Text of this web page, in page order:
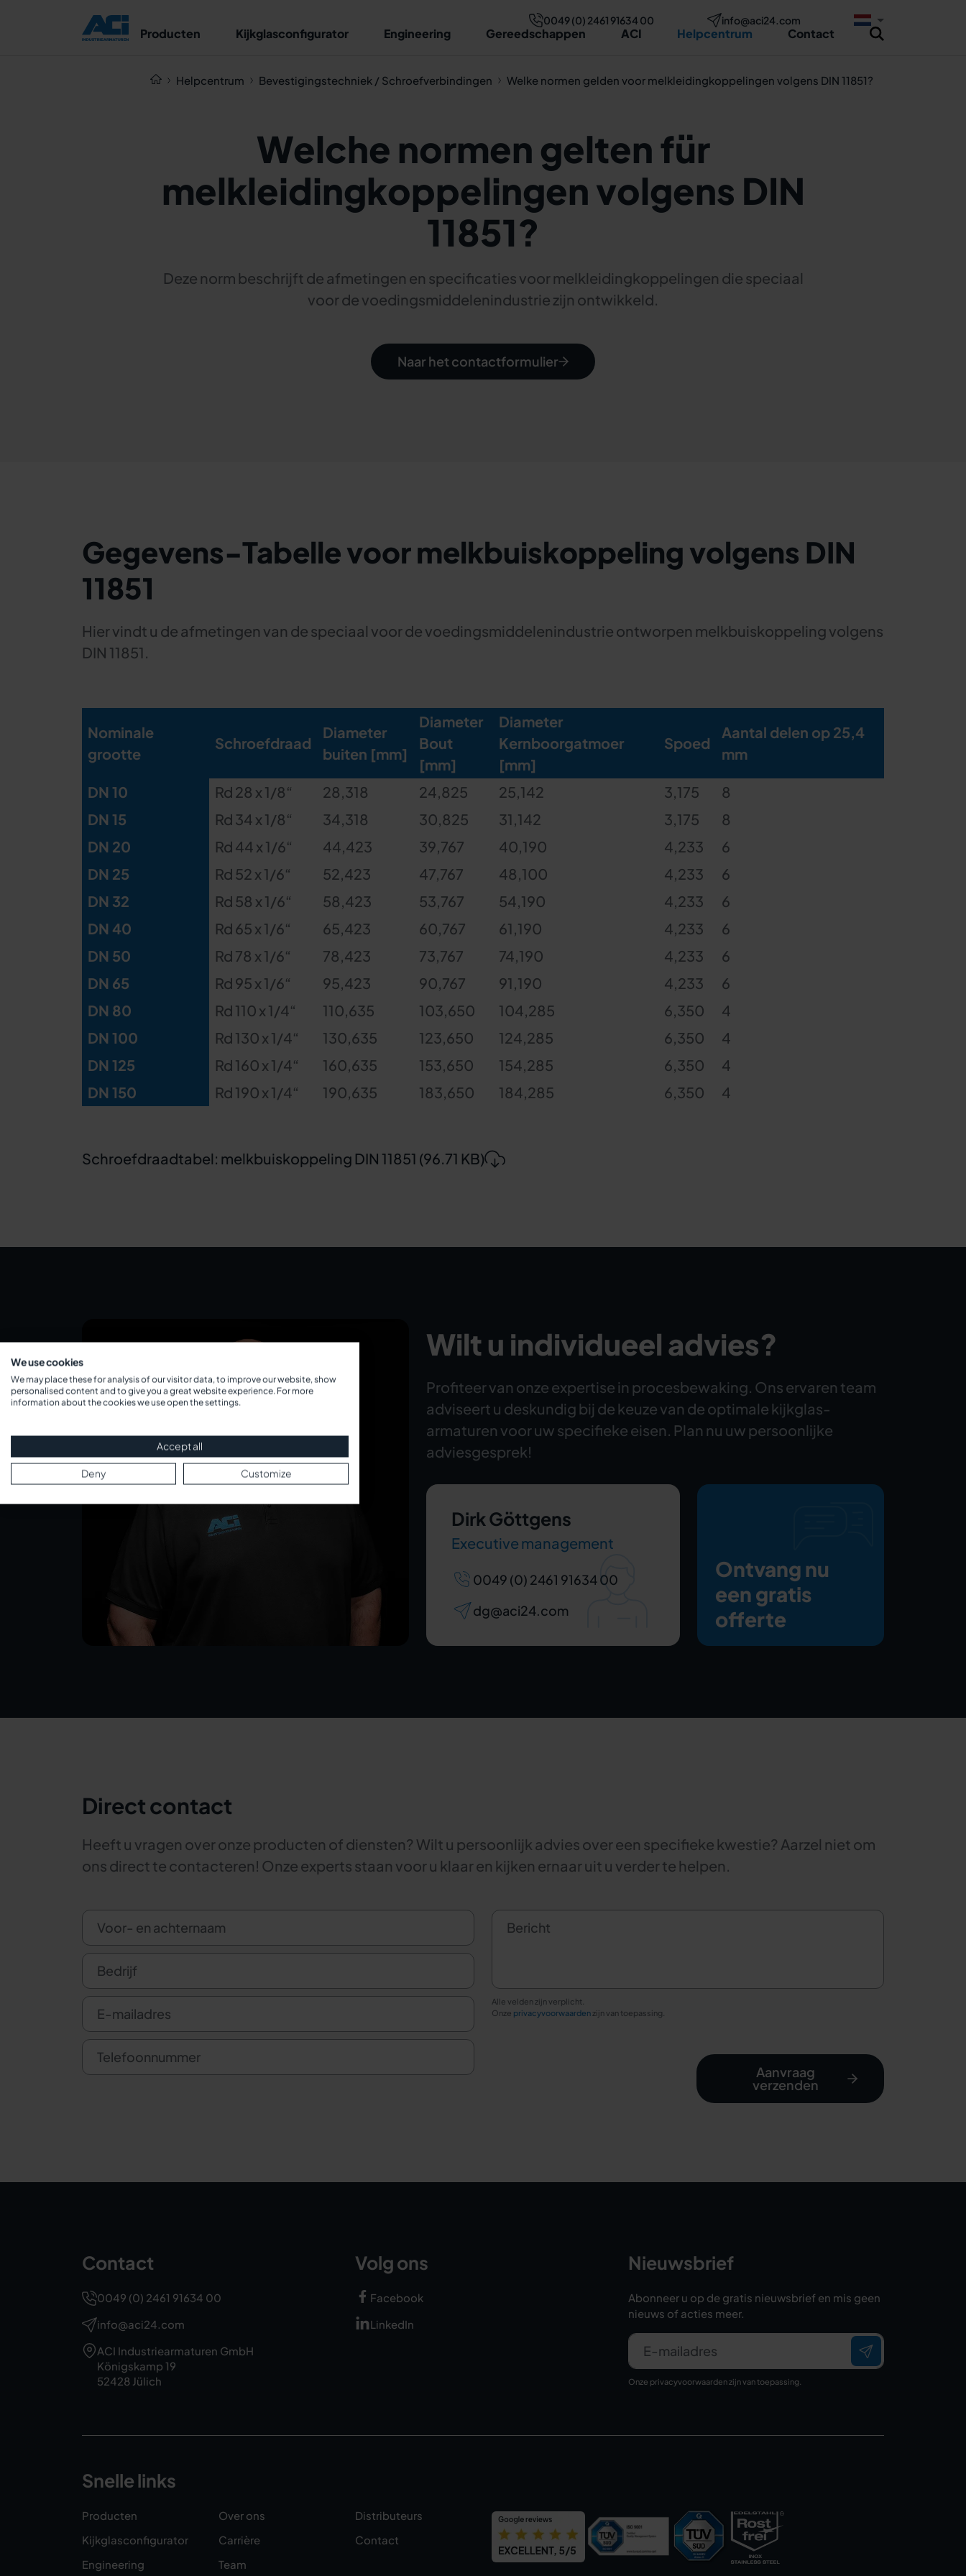
0049 (0) 2461 91634 00 info@aci24.com
Producten Kijkglasconfigurator Engineering Gereedschappen ACI Helpcentrum Contact
Helpcentrum Bevestigingstechniek / Schroefverbindingen Welke normen gelden voor melkleidingkoppelingen volgens DIN 11851?
Welche normen gelten für
melkleidingkoppelingen volgens DIN
11851?
Deze norm beschrijft de afmetingen en specificaties voor melkleidingkoppelingen die speciaal
voor de voedingsmiddelenindustrie zijn ontwikkeld.
Naar het contactformulier
Gegevens-Tabelle voor melkbuiskoppeling volgens DIN
11851
Hier vindt u de afmetingen van de speciaal voor de voedingsmiddelenindustrie ontworpen melkbuiskoppeling volgens
DIN 11851.
Nominale
grootte
Schroefdraad
Diameter
buiten [mm]
Diameter
Bout
[mm]
Diameter
Kernboorgatmoer
[mm]
Spoed
Aantal delen op 25,4
mm
DN 10 Rd 28 x 1/8“ 28,318 24,825 25,142 3,175
8
DN 15
Rd 34 x 1/8“ 34,318 30,825 31,142 3,175
8
DN 20
Rd 44 x 1/6“ 44,423 39,767 40,190 4,233
6
DN 25
Rd 52 x 1/6“ 52,423 47,767 48,100 4,233
6
DN 32
Rd 58 x 1/6“ 58,423 53,767 54,190 4,233
6
DN 40
Rd 65 x 1/6“ 65,423 60,767 61,190 4,233
6
DN 50
Rd 78 x 1/6“ 78,423 73,767 74,190 4,233
6
DN 65
Rd 95 x 1/6“ 95,423 90,767 91,190 4,233
6
DN 80
Rd 110 x 1/4“ 110,635 103,650 104,285 6,350
4
DN 100
Rd 130 x 1/4“ 130,635 123,650 124,285 6,350
4
DN 125
Rd 160 x 1/4“ 160,635 153,650 154,285 6,350
4
DN 150
Rd 190 x 1/4“ 190,635 183,650 184,285 6,350 4
Schroefdraadtabel: melkbuiskoppeling DIN 11851 (96.71 KB)
Wilt u individueel advies?
Profiteer van onze expertise in procesbewaking. Ons ervaren team
adviseert u deskundig bij de keuze van de optimale kijkglas-
armaturen voor uw specifieke eisen. Plan nu uw persoonlijke
adviesgesprek!
Dirk Göttgens
Executive management
0049 (0) 2461 91634 00
dg@aci24.com
Ontvang nu
een gratis
offerte
Direct contact
Heeft u vragen over onze producten of diensten? Wilt u persoonlijk advies over een specifieke kwestie? Aarzel niet om
ons direct te contacteren! Onze experts staan voor u klaar en kijken ernaar uit u verder te helpen.
Voor- en achternaam
Bedrijf
E-mailadres
Telefoonnummer
Bericht
Alle velden zijn verplicht.
Onze privacyvoorwaarden zijn van toepassing.
Aanvraag
verzenden
Contact
0049 (0) 2461 91634 00
info@aci24.com
ACI Industriearmaturen GmbH
Königskamp 19
52428 Jülich
Volg ons
Facebook
LinkedIn
Nieuwsbrief
Abonneer u op de gratis nieuwsbrief en mis geen
nieuws of acties meer.
E-mailadres
Onze privacyvoorwaardenzijn van toepassing.
Snelle links
Producten
Kijkglasconfigurator
Engineering
Over ons
Carrière
Team
Distributeurs
Contact
We use cookies
We may place these for analysis of our visitor data, to improve our website, show
personalised content and to give you a great website experience. For more
information about the cookies we use open the settings.
Accept all
Deny Customize